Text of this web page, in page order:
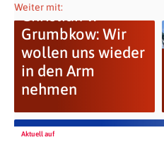
Weiter mit:
Christian v.
Grumbkow: Wir
wollen uns wieder
in den Arm
nehmen
Aktuell auf